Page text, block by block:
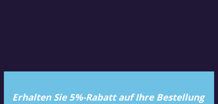
Erhalten Sie 5%-Rabatt auf Ihre Bestellung